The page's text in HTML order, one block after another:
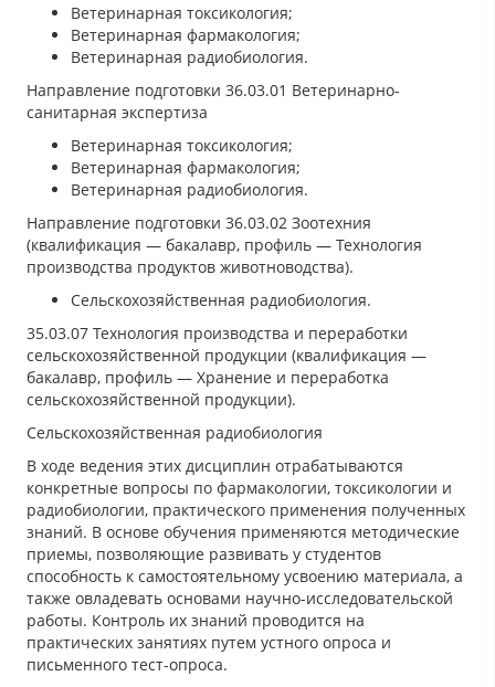
Ветеринарная токсикология;
Ветеринарная фармакология;
Ветеринарная радиобиология.
Направление подготовки 36.03.01 Ветеринарно-
санитарная экспертиза
Ветеринарная токсикология;
Ветеринарная фармакология;
Ветеринарная радиобиология.
Направление подготовки 36.03.02 Зоотехния
(квалификация — бакалавр, профиль — Технология
производства продуктов животноводства).
Сельскохозяйственная радиобиология.
35.03.07 Технология производства и переработки
сельскохозяйственной продукции (квалификация —
бакалавр, профиль — Хранение и переработка
сельскохозяйственной продукции).
Сельскохозяйственная радиобиология
В ходе ведения этих дисциплин отрабатываются
конкретные вопросы по фармакологии, токсикологии и
радиобиологии, практического применения полученных
знаний. В основе обучения применяются методические
приемы, позволяющие развивать у студентов
способность к самостоятельному усвоению материала, а
также овладевать основами научно-исследовательской
работы. Контроль их знаний проводится на
практических занятиях путем устного опроса и
письменного тест-опроса.